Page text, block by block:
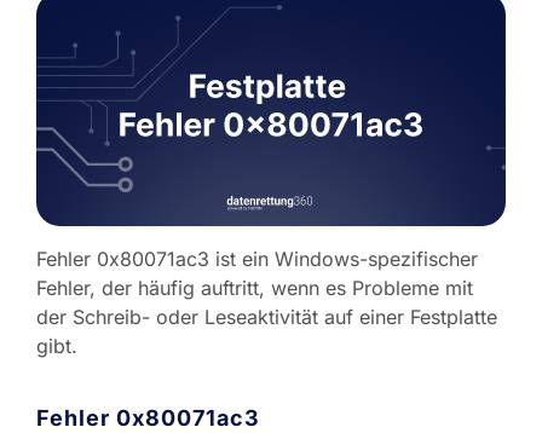
Fehler 0x80071ac3 ist ein Windows-spezifischer
Fehler, der häufig auftritt, wenn es Probleme mit
der Schreib- oder Leseaktivität auf einer Festplatte
gibt.
Fehler 0x80071ac3